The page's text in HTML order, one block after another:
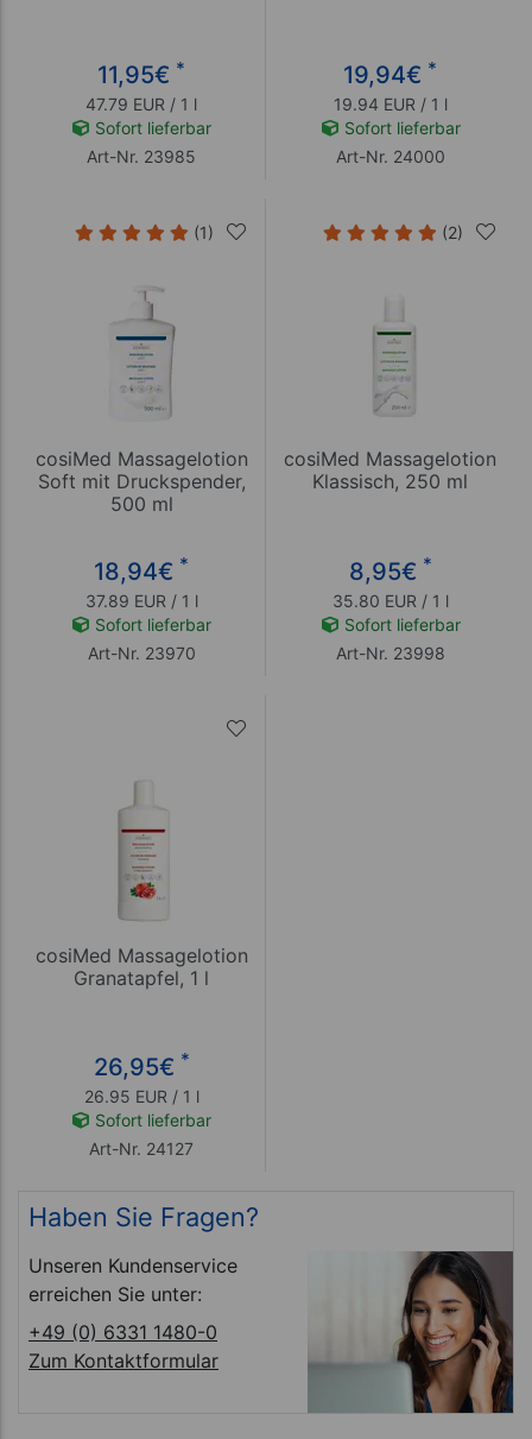
11,95€ *
47.79 EUR / 1 l
Sofort lieferbar
Art-Nr. 23985
19,94€ *
19.94 EUR / 1 l
Sofort lieferbar
Art-Nr. 24000
(1)
cosiMed Massagelotion
Soft mit Druckspender,
500 ml
18,94€ *
37.89 EUR / 1 l
Sofort lieferbar
Art-Nr. 23970
(2)
cosiMed Massagelotion
Klassisch, 250 ml
8,95€ *
35.80 EUR / 1 l
Sofort lieferbar
Art-Nr. 23998
cosiMed Massagelotion
Granatapfel, 1 l
26,95€ *
26.95 EUR / 1 l
Sofort lieferbar
Art-Nr. 24127
Haben Sie Fragen?
Unseren Kundenservice
erreichen Sie unter:
+49 (0) 6331 1480-0
Zum Kontaktformular